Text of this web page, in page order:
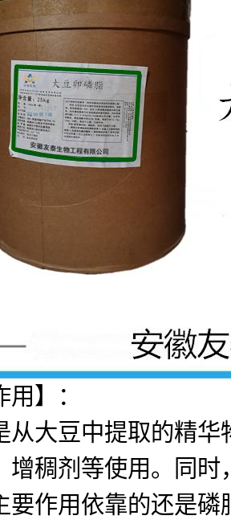
】：
从大豆中提取的精
增稠剂等使用。同
要作用依靠的还是